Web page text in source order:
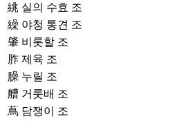
絩 실의 수효 조
繰 야청 통견 조
肇 비롯할 조
胙 제육 조
臊 누릴 조
艚 거룻배 조
蔦 담쟁이 조